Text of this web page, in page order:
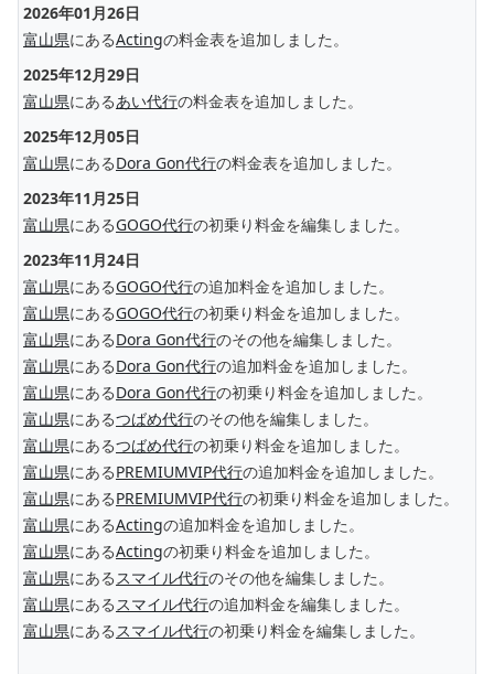
2026年01月26日
富山県にあるActingの料金表を追加しました。
2025年12月29日
富山県にあるあい代行の料金表を追加しました。
2025年12月05日
富山県にあるDora Gon代行の料金表を追加しました。
2023年11月25日
富山県にあるGOGO代行の初乗り料金を編集しました。
2023年11月24日
富山県にあるGOGO代行の追加料金を追加しました。
富山県にあるGOGO代行の初乗り料金を追加しました。
富山県にあるDora Gon代行のその他を編集しました。
富山県にあるDora Gon代行の追加料金を追加しました。
富山県にあるDora Gon代行の初乗り料金を追加しました。
富山県にあるつばめ代行のその他を編集しました。
富山県にあるつばめ代行の初乗り料金を追加しました。
富山県にあるPREMIUMVIP代行の追加料金を追加しました。
富山県にあるPREMIUMVIP代行の初乗り料金を追加しました。
富山県にあるActingの追加料金を追加しました。
富山県にあるActingの初乗り料金を追加しました。
富山県にある スマイル代行のその他を編集しました。
富山県にある スマイル代行の追加料金を編集しました。
富山県にある スマイル代行の初乗り料金を編集しました。